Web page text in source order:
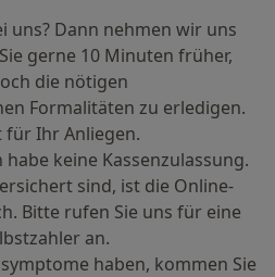
uns? Dann nehmen wir uns
gerne 10 Minuten früher,
die nötigen
Formalitäten zu erledigen.
für Ihr Anliegen.
habe keine Kassenzulassung.
sind, ist die Online-
Bitte rufen Sie uns für eine
an.
haben, kommen Sie